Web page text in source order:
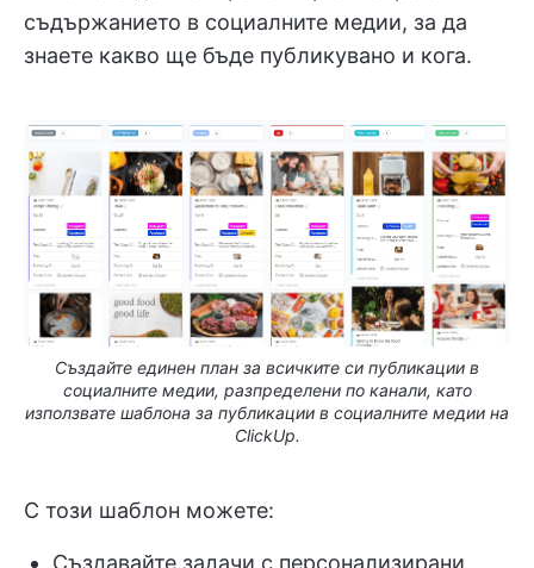
съдържанието в социалните медии, за да
знаете какво ще бъде публикувано и кога.
Създайте единен план за всичките си публикации в
социалните медии, разпределени по канали, като
използвате шаблона за публикации в социалните медии на
ClickUp.
С този шаблон можете:
Създавайте задачи с персонализирани